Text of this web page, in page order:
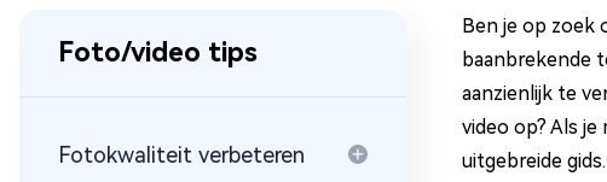
Foto/video tips
Fotokwaliteit verbeteren
Ben je op zoek
baanbrekende
aanzienlijk te
video op? Als
uitgebreide